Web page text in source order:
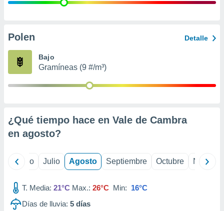
publicidad
de
Polen Detalle
Bajo
Gramíneas (9 #/m³)
¿Qué tiempo hace en Vale de Cambra
en agosto?
Junio Julio Agosto Septiembre Octubre
T. Media: 21°C Max.: 26°C Min: 16°C
Días de lluvia: 5 días